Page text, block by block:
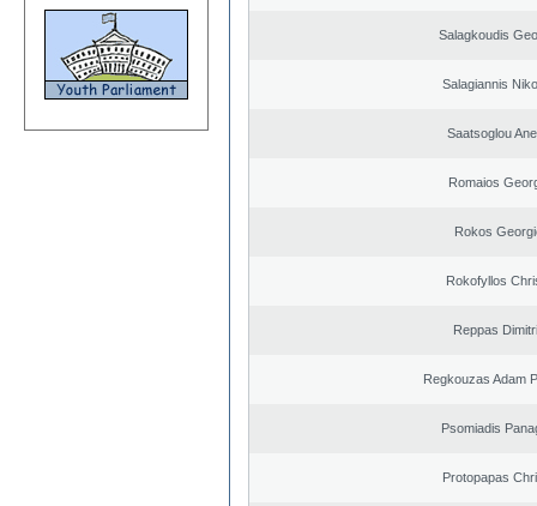
Salagkoudis
Salagiannis
Saatsoglou
Romaios
Rokos
Rokofyllos
Reppas
Regkouzas Adam
Psomiadis
Protopapas